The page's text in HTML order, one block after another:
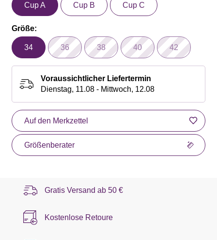
Cup A Cup B Cup C
Größe:
34 36 38 40 42
Voraussichtlicher Liefertermin
Dienstag, 11.08 - Mittwoch, 12.08
Auf den Merkzettel
Größenberater
Gratis Versand ab 50 €
Kostenlose Retoure